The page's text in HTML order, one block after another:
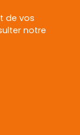
de vos
notre